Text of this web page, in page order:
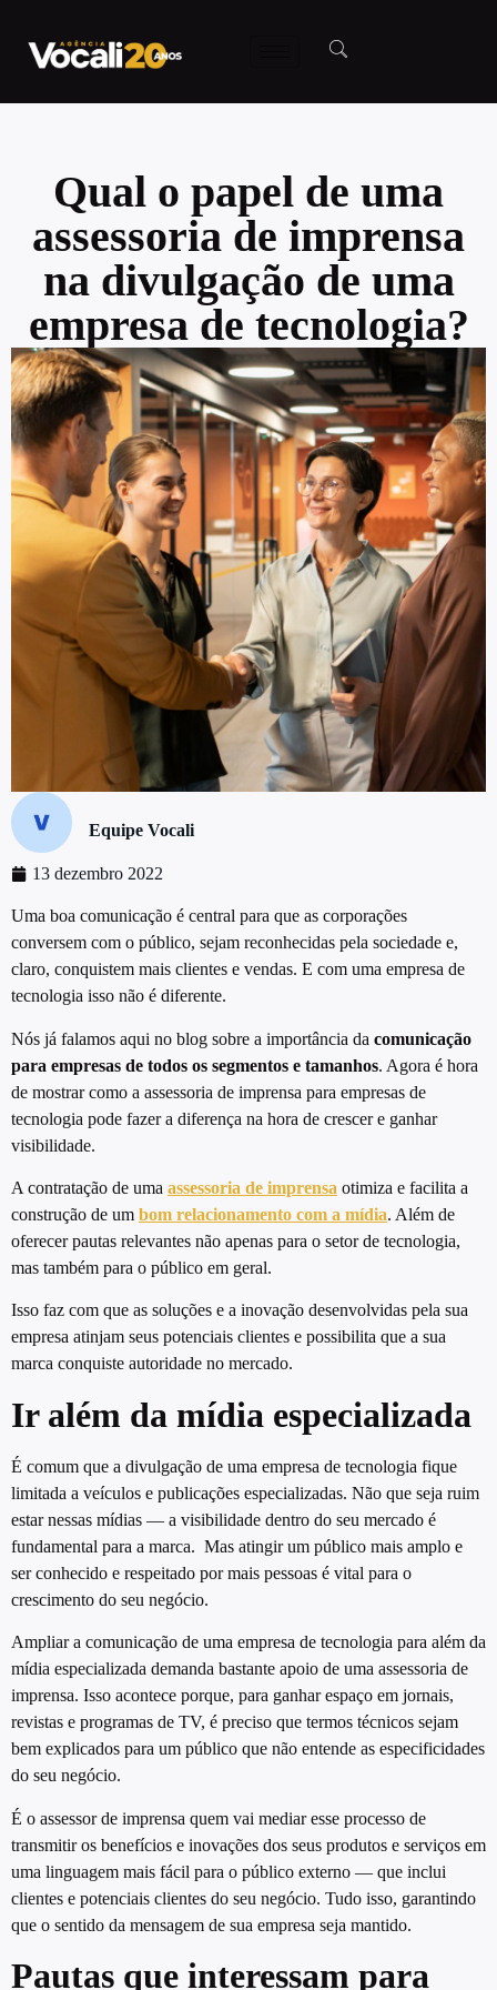
Qual o papel de uma
assessoria de imprensa
na divulgação de uma
empresa de tecnologia?
Equipe Vocali
13 dezembro 2022
Uma boa comunicação é central para que as corporações
conversem com o público, sejam reconhecidas pela sociedade e,
claro, conquistem mais clientes e vendas. E com uma empresa de
tecnologia isso não é diferente.
Nós já falamos aqui no blog sobre a importância da comunicação
para empresas de todos os segmentos e tamanhos. Agora é hora
de mostrar como a assessoria de imprensa para empresas de
tecnologia pode fazer a diferença na hora de crescer e ganhar
visibilidade.
A contratação de uma assessoria de imprensa otimiza e facilita a
construção de um bom relacionamento com a mídia. Além de
oferecer pautas relevantes não apenas para o setor de tecnologia,
mas também para o público em geral.
Isso faz com que as soluções e a inovação desenvolvidas pela sua
empresa atinjam seus potenciais clientes e possibilita que a sua
marca conquiste autoridade no mercado.
Ir além da mídia especializada
É comum que a divulgação de uma empresa de tecnologia fique
limitada a veículos e publicações especializadas. Não que seja ruim
estar nessas mídias — a visibilidade dentro do seu mercado é
fundamental para a marca. Mas atingir um público mais amplo e
ser conhecido e respeitado por mais pessoas é vital para o
crescimento do seu negócio.
Ampliar a comunicação de uma empresa de tecnologia para além da
mídia especializada demanda bastante apoio de uma assessoria de
imprensa. Isso acontece porque, para ganhar espaço em jornais,
revistas e programas de TV, é preciso que termos técnicos sejam
bem explicados para um público que não entende as especificidades
do seu negócio.
É o assessor de imprensa quem vai mediar esse processo de
transmitir os benefícios e inovações dos seus produtos e serviços em
uma linguagem mais fácil para o público externo — que inclui
clientes e potenciais clientes do seu negócio. Tudo isso, garantindo
que o sentido da mensagem de sua empresa seja mantido.
Pautas que interessam para